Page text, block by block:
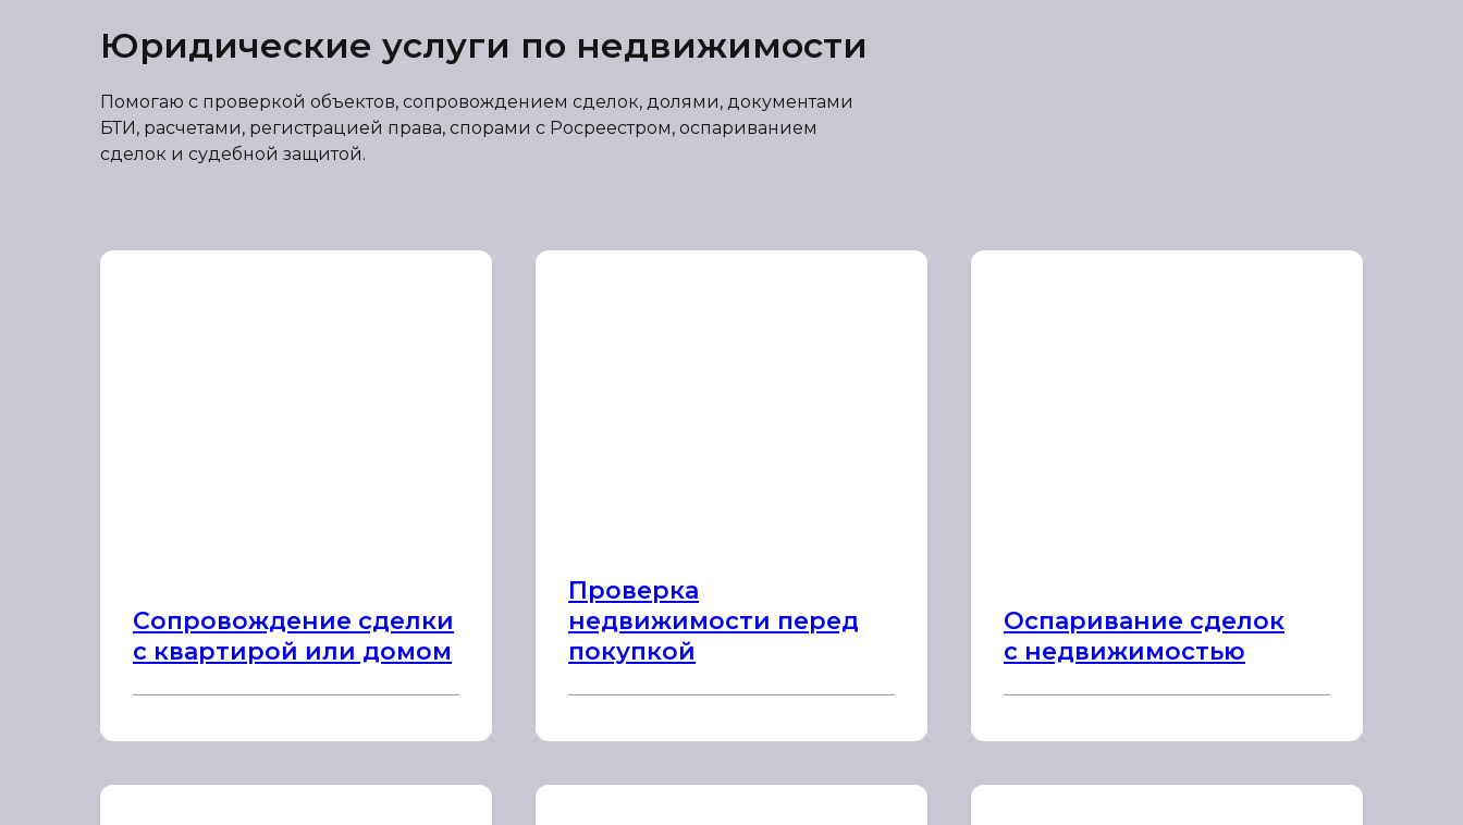
Юридические услуги по недвижимости
Помогаю с проверкой объектов, сопровождением сделок, долями, документами
БТИ, расчетами, регистрацией права, спорами с Росреестром, оспариванием
сделок и судебной защитой.
Сопровождение сделки
с квартирой или домом
Проверка
недвижимости перед
покупкой
Оспаривание сделок
с недвижимостью